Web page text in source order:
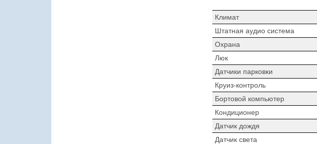
Климат
Штатная аудио система
Охрана
Люк
Датчики парковки
Круиз-контроль
Бортовой компьютер
Кондиционер
Датчик дождя
Датчик света